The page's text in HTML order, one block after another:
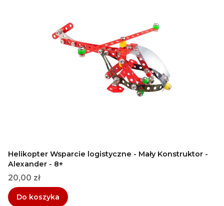
Helikopter Wsparcie logistyczne - Mały Konstruktor -
Alexander - 8+
Cena
20,00 zł
Do koszyka